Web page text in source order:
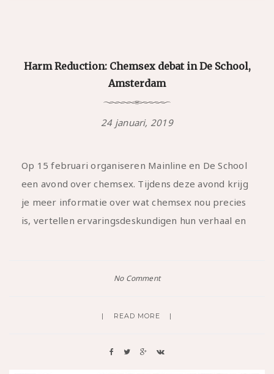
Harm Reduction: Chemsex debat in De School,
Amsterdam
24 januari, 2019
Op 15 februari organiseren Mainline en De School
een avond over chemsex. Tijdens deze avond krijg
je meer informatie over wat chemsex nou precies
is, vertellen ervaringsdeskundigen hun verhaal en
No Comment
READ MORE